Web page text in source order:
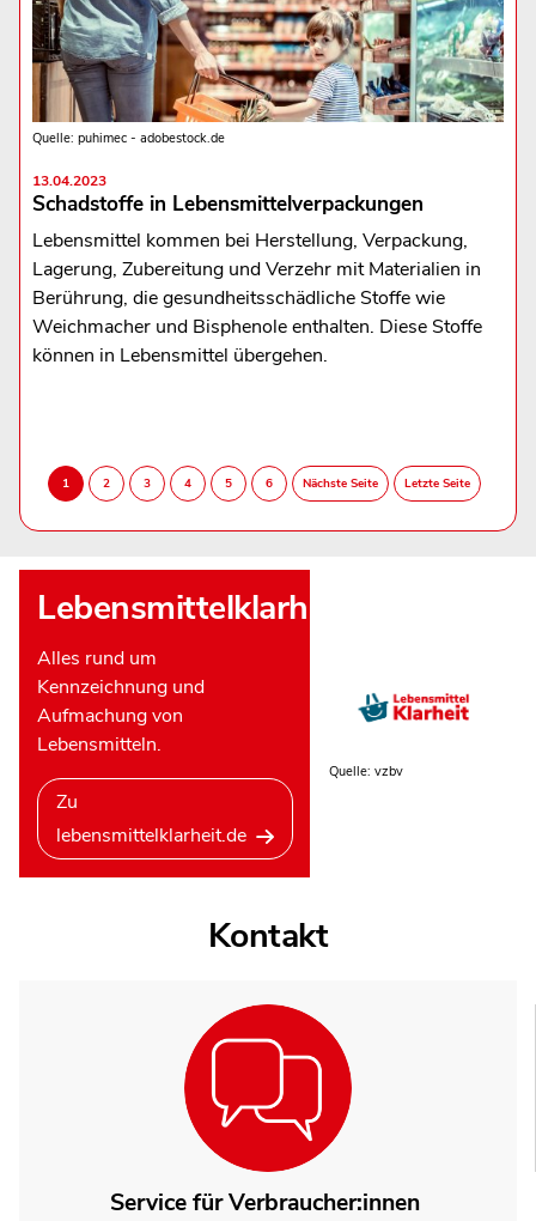
Quelle: puhimec - adobestock.de
13.04.2023
Schadstoffe in Lebensmittelverpackungen
Lebensmittel kommen bei Herstellung, Verpackung,
Lagerung, Zubereitung und Verzehr mit Materialien in
Berührung, die gesundheitsschädliche Stoffe wie
Weichmacher und Bisphenole enthalten. Diese Stoffe
können in Lebensmittel übergehen.
Lebensmittelklarheit
Alles rund um
Kennzeichnung und
Aufmachung von
Lebensmitteln.
Zu
lebensmittelklarheit.de
Quelle: vzbv
Kontakt
Service für Verbraucher:innen